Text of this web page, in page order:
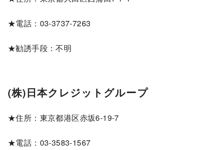
★電話：03-3737-7263
★勧誘手段：不明
(株)日本クレジットグループ
★住所：東京都港区赤坂6-19-7
★電話：03-3583-1567